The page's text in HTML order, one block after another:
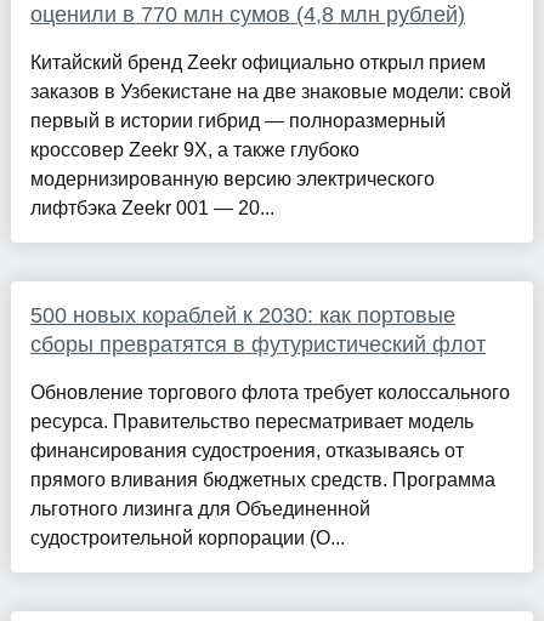
оценили в 770 млн сумов (4,8 млн рублей)
Китайский бренд Zeekr официально открыл прием
заказов в Узбекистане на две знаковые модели: свой
первый в истории гибрид — полноразмерный
кроссовер Zeekr 9X, а также глубоко
модернизированную версию электрического
лифтбэка Zeekr 001 — 20...
500 новых кораблей к 2030: как портовые
сборы превратятся в футуристический флот
Обновление торгового флота требует колоссального
ресурса. Правительство пересматривает модель
финансирования судостроения, отказываясь от
прямого вливания бюджетных средств. Программа
льготного лизинга для Объединенной
судостроительной корпорации (О...